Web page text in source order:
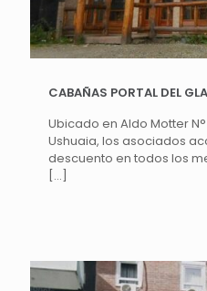
CABAÑAS PORTAL DEL
Ubicado en Aldo Motter
Ushuaia, los asociados
descuento en todos los
[…]